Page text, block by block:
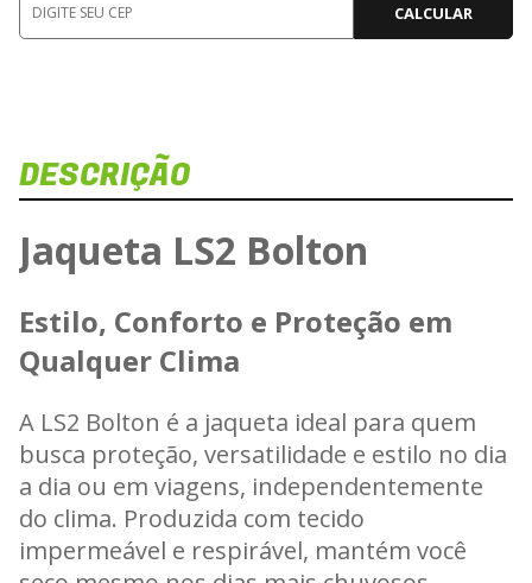
CALCULAR
Veja
DESCRIÇÃO
Jaqueta LS2 Bolton
Estilo, Conforto e Proteção em
Qualquer Clima
A LS2 Bolton é a jaqueta ideal para quem
busca proteção, versatilidade e estilo no dia
a dia ou em viagens, independentemente
do clima. Produzida com tecido
impermeável e respirável, mantém você